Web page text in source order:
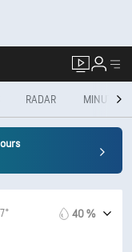
RADAR
40 %